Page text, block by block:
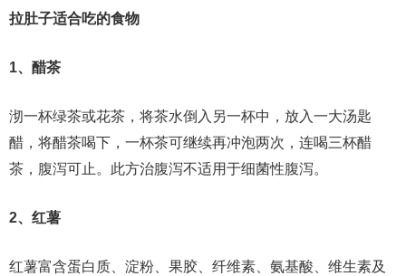
拉肚子适合吃的食物
1、醋茶
沏一杯绿茶或花茶，将茶水倒入另一杯中，放入一大汤匙
醋，将醋茶喝下，一杯茶可继续再冲泡两次，连喝三杯醋
茶，腹泻可止。此方治腹泻不适用于细菌性腹泻。
2、红薯
红薯富含蛋白质、淀粉、果胶、纤维素、氨基酸、维生素及